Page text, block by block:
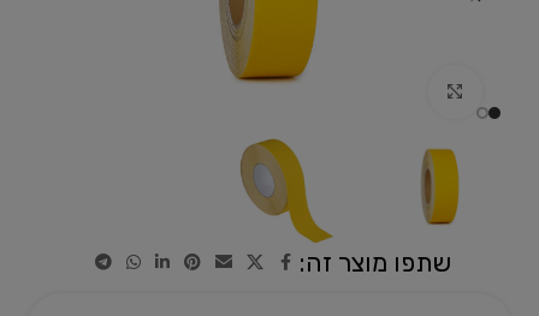
לחצו להגדלת התמונה
שתפו מוצר זה: